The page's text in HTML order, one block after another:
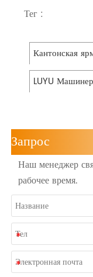
Тег :
Кантонская
LUYU
Запрос
Наш менеджер
рабочее время.